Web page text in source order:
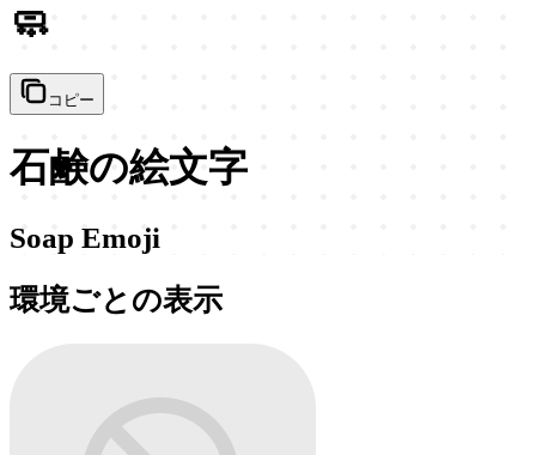
🧼
コピー
石鹸の絵文字
Soap Emoji
環境ごとの表示